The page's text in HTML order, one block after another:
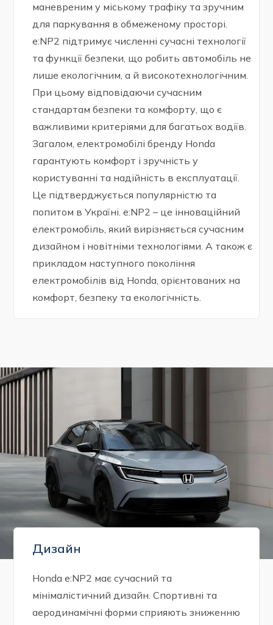
маневреним у міському трафіку та зручним
для паркування в обмеженому просторі.
e:NP2 підтримує численні сучасні технології
та функції безпеки, що робить автомобіль не
лише екологічним, а й високотехнологічним.
При цьому відповідаючи сучасним
стандартам безпеки та комфорту, що є
важливими критеріями для багатьох водіїв.
Загалом, електромобілі бренду Honda
гарантують комфорт і зручність у
користуванні та надійність в експлуатації.
Це підтверджується популярністю та
попитом в Україні. e:NP2 – це інноваційний
електромобіль, який вирізняється сучасним
дизайном і новітніми технологіями. А також є
прикладом наступного покоління
електромобілів від Honda, орієнтованих на
комфорт, безпеку та екологічність.
Дизайн
Honda e:NP2 має сучасний та
мінімалістичний дизайн. Спортивні та
аеродинамічні форми сприяють зниженню